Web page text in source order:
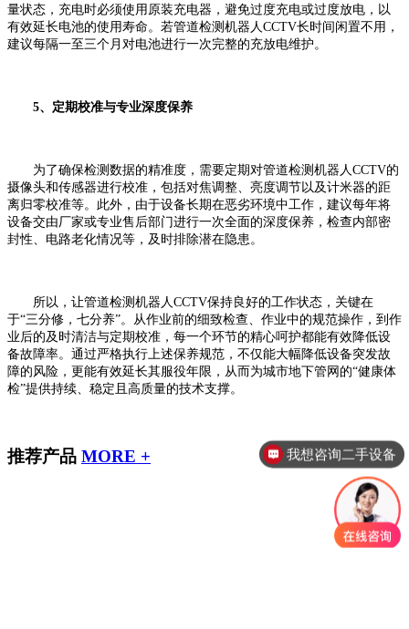
量状态，充电时必须使用原装充电器，避免过度充电或过度放电，以
有效延长电池的使用寿命。若管道检测机器人CCTV长时间闲置不用，
建议每隔一至三个月对电池进行一次完整的充放电维护。
5、定期校准与专业深度保养
为了确保检测数据的精准度，需要定期对管道检测机器人CCTV的
摄像头和传感器进行校准，包括对焦调整、亮度调节以及计米器的距
离归零校准等。此外，由于设备长期在恶劣环境中工作，建议每年将
设备交由厂家或专业售后部门进行一次全面的深度保养，检查内部密
封性、电路老化情况等，及时排除潜在隐患。
所以，让管道检测机器人CCTV保持良好的工作状态，关键在
于“三分修，七分养”。从作业前的细致检查、作业中的规范操作，到作
业后的及时清洁与定期校准，每一个环节的精心呵护都能有效降低设
备故障率。通过严格执行上述保养规范，不仅能大幅降低设备突发故
障的风险，更能有效延长其服役年限，从而为城市地下管网的“健康体
检”提供持续、稳定且高质量的技术支撑。
推荐产品 MORE + 我想咨询二手设备